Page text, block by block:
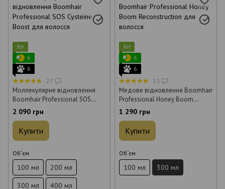
Хіт
6
6
27
Моллекулярне відновлення
Boomhair Professional SOS
Cysteine Boost для волосся 800
2 090 грн
Купити
Об`єм
100 мл
200 мл
300 мл
400 мл
Хіт
6
6
13
Медове відновлення Boomhair
Professional Honey Boom
Reconstruction для волосся 300
1 290 грн
Купити
Об`єм
100 мл 300 мл